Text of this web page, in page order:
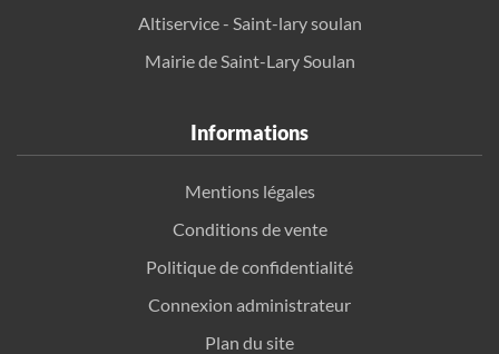
Altiservice - Saint-lary soulan
Mairie de Saint-Lary Soulan
Informations
Mentions légales
Conditions de vente
Politique de confidentialité
Connexion administrateur
Plan du site